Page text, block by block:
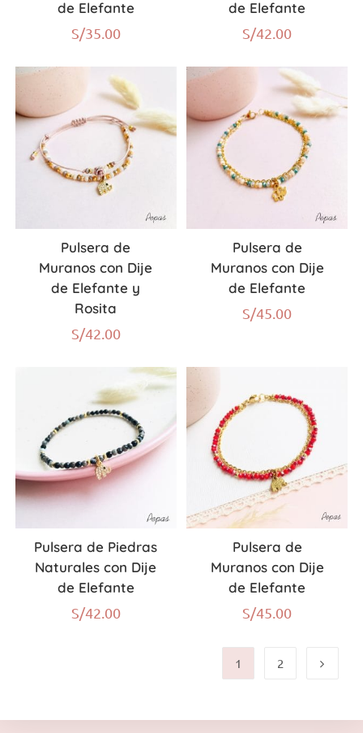
de Elefante
S/35.00
de Elefante
S/42.00
Pulsera de
Muranos con Dije
de Elefante y
Rosita
S/42.00
Pulsera de
Muranos con Dije
de Elefante
S/45.00
Pulsera de Piedras
Naturales con Dije
de Elefante
S/42.00
Pulsera de
Muranos con Dije
de Elefante
S/45.00
1 2